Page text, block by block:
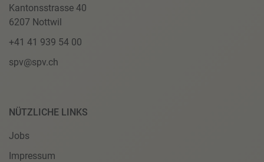
Kantonsstrasse 40
6207 Nottwil
+41 41 939 54 00
spv@spv.ch
NÜTZLICHE LINKS
Jobs
Impressum